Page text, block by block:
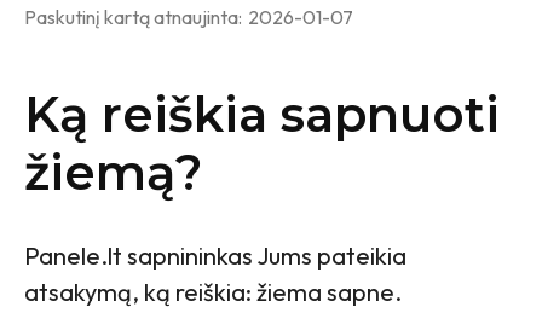
Paskutinį kartą atnaujinta: 2026-01-07
Ką reiškia sapnuoti
žiemą?
Panele.lt sapnininkas Jums pateikia
atsakymą, ką reiškia: žiema sapne.